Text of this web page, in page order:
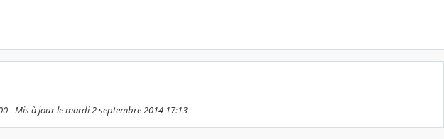
- Mis à jour le mardi 2 septembre 2014 17:13